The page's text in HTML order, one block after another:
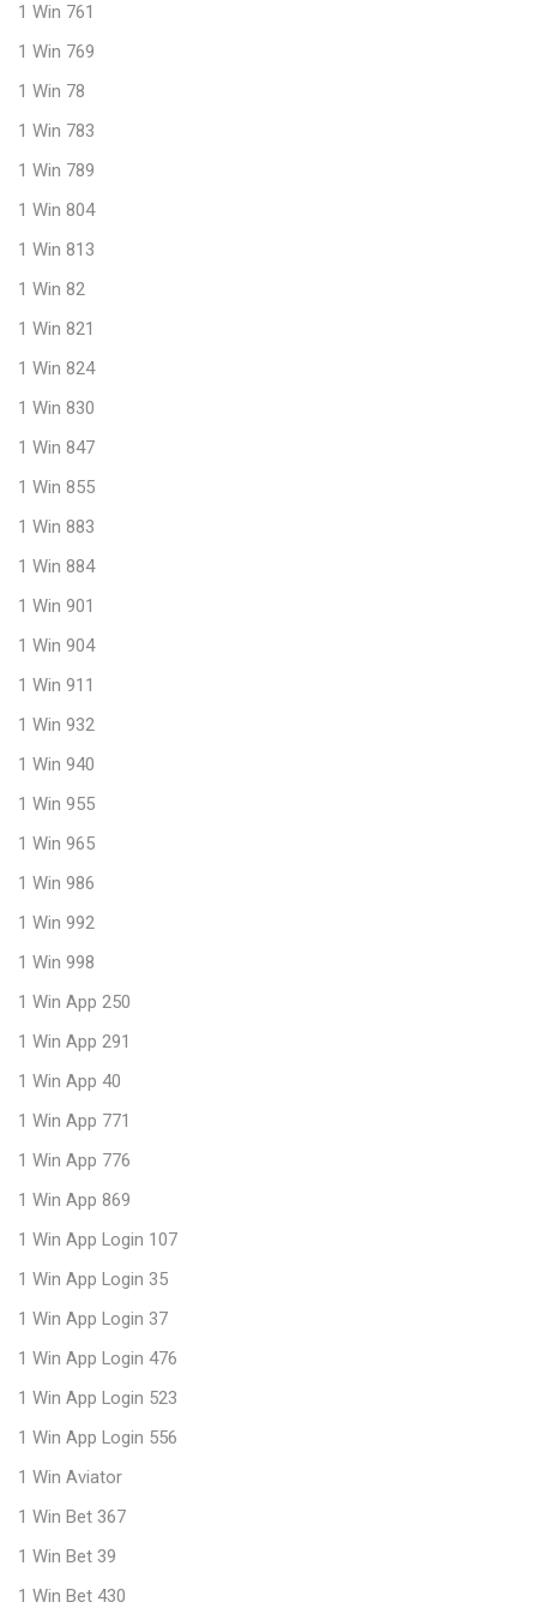
1 Win 761
1 Win 769
1 Win 78
1 Win 783
1 Win 789
1 Win 804
1 Win 813
1 Win 82
1 Win 821
1 Win 824
1 Win 830
1 Win 847
1 Win 855
1 Win 883
1 Win 884
1 Win 901
1 Win 904
1 Win 911
1 Win 932
1 Win 940
1 Win 955
1 Win 965
1 Win 986
1 Win 992
1 Win 998
1 Win App 250
1 Win App 291
1 Win App 40
1 Win App 771
1 Win App 776
1 Win App 869
1 Win App Login 107
1 Win App Login 35
1 Win App Login 37
1 Win App Login 476
1 Win App Login 523
1 Win App Login 556
1 Win Aviator
1 Win Bet 367
1 Win Bet 39
1 Win Bet 430